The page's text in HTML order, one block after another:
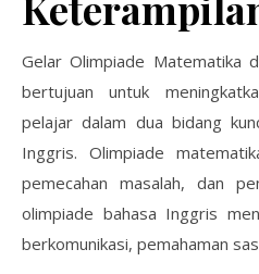
Gelar Olimpiade Matematika
bertujuan untuk
pelajar dalam dua bidang
Inggris. Olimpiade
pemecahan masalah, dan
olimpiade bahasa Inggris
berkomunikasi, pemahaman